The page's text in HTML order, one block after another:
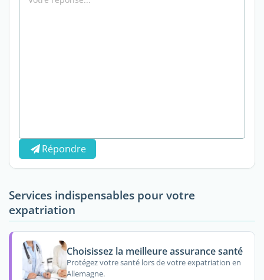
Répondre
Services indispensables pour votre
expatriation
Choisissez la meilleure assurance santé
Protégez votre santé lors de votre expatriation en
Allemagne.